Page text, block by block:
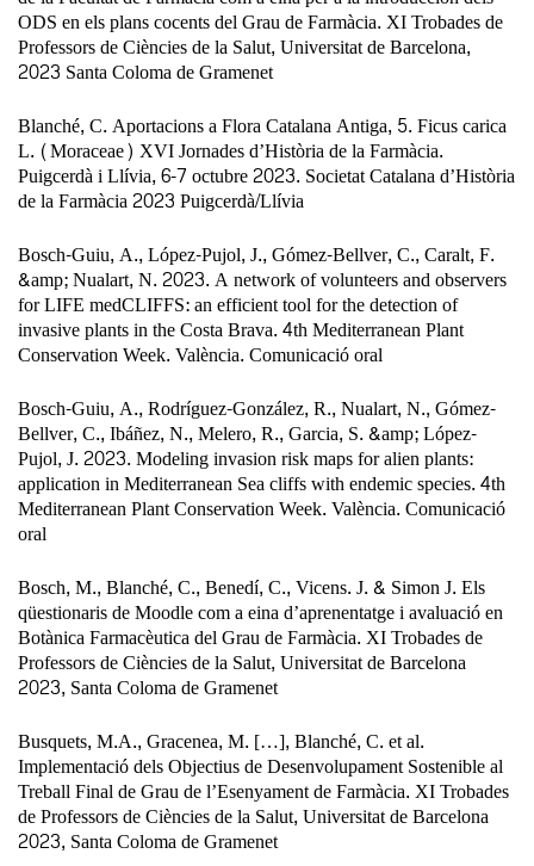
ODS en els plans cocents del Grau de Farmàcia. XI Trobades de
Professors de Ciències de la Salut, Universitat de Barcelona,
2023 Santa Coloma de Gramenet
Blanché, C. Aportacions a Flora Catalana Antiga, 5. Ficus carica
L. (Moraceae) XVI Jornades d’Història de la Farmàcia.
Puigcerdà i Llívia, 6-7 octubre 2023. Societat Catalana d’Història
de la Farmàcia 2023 Puigcerdà/Llívia
Bosch-Guiu, A., López-Pujol, J., Gómez-Bellver, C., Caralt, F.
&amp; Nualart, N. 2023. A network of volunteers and observers
for LIFE medCLIFFS: an efficient tool for the detection of
invasive plants in the Costa Brava. 4th Mediterranean Plant
Conservation Week. València. Comunicació oral
Bosch-Guiu, A., Rodríguez-González, R., Nualart, N., Gómez-
Bellver, C., Ibáñez, N., Melero, R., Garcia, S. &amp; López-
Pujol, J. 2023. Modeling invasion risk maps for alien plants:
application in Mediterranean Sea cliffs with endemic species. 4th
Mediterranean Plant Conservation Week. València. Comunicació
oral
Bosch, M., Blanché, C., Benedí, C., Vicens. J. & Simon J. Els
qüestionaris de Moodle com a eina d’aprenentatge i avaluació en
Botànica Farmacèutica del Grau de Farmàcia. XI Trobades de
Professors de Ciències de la Salut, Universitat de Barcelona
2023, Santa Coloma de Gramenet
Busquets, M.A., Gracenea, M. […], Blanché, C. et al.
Implementació dels Objectius de Desenvolupament Sostenible al
Treball Final de Grau de l’Esenyament de Farmàcia. XI Trobades
de Professors de Ciències de la Salut, Universitat de Barcelona
2023, Santa Coloma de Gramenet